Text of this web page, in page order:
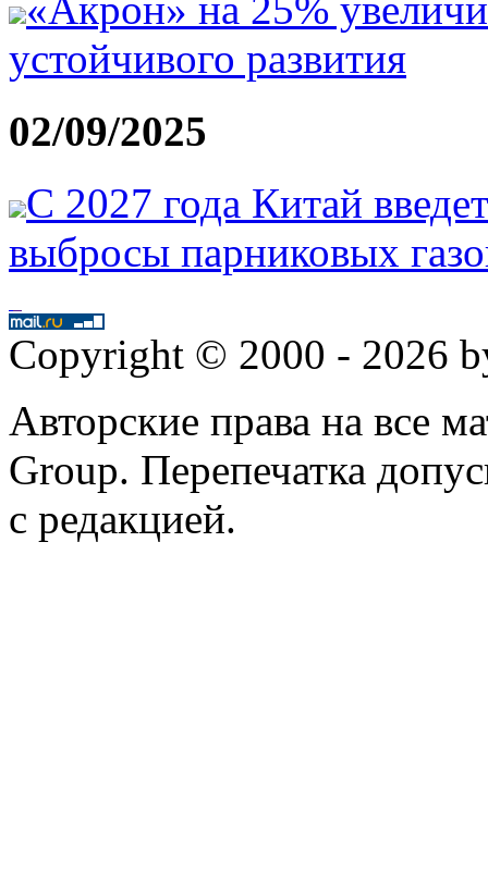
«Акрон» на 25%
устойчивого развития
02/09/2025
С 2027 года Китай
выбросы парниковых
Copyright © 2000 - 2026
Авторские права на все
Group. Перепечатка
с редакцией.